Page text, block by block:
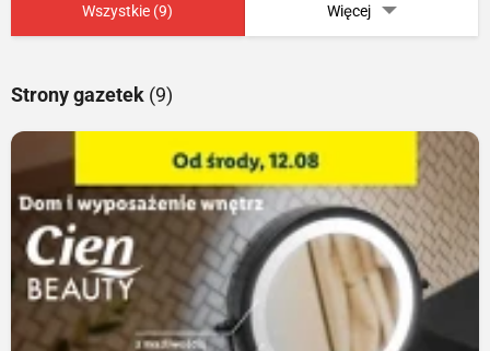
Wszystkie (9) Więcej
Strony gazetek (9)